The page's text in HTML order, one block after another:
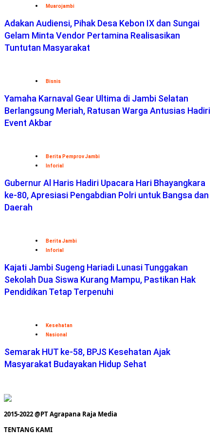
Muarojambi
Adakan Audiensi, Pihak Desa Kebon IX dan Sungai
Gelam Minta Vendor Pertamina Realisasikan
Tuntutan Masyarakat
Bisnis
Yamaha Karnaval Gear Ultima di Jambi Selatan
Berlangsung Meriah, Ratusan Warga Antusias Hadiri
Event Akbar
Berita Pemprov Jambi
Inforial
Gubernur Al Haris Hadiri Upacara Hari Bhayangkara
ke-80, Apresiasi Pengabdian Polri untuk Bangsa dan
Daerah
Berita Jambi
Inforial
Kajati Jambi Sugeng Hariadi Lunasi Tunggakan
Sekolah Dua Siswa Kurang Mampu, Pastikan Hak
Pendidikan Tetap Terpenuhi
Kesehatan
Nasional
Semarak HUT ke-58, BPJS Kesehatan Ajak
Masyarakat Budayakan Hidup Sehat
2015-2022 @PT Agrapana Raja Media
TENTANG KAMI